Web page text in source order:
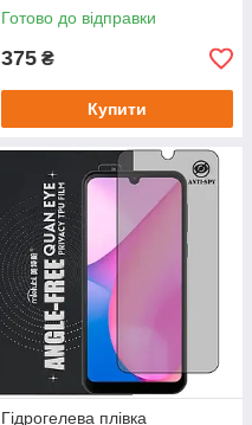
Готово до відправки
375 ₴
Купити
Гідрогелева плівка